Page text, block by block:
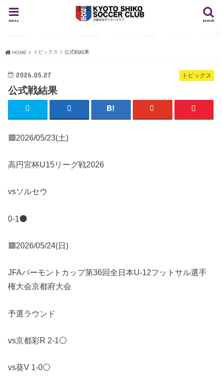
search
menu
HOME トピックス 公式戦結果
トピックス
2026.05.27
公式戦結果
🟥2026/05/23(土)
高円宮杯U15リーグ戦2026
vsソルセウ
0-1⚫️
🟥2026/05/24(日)
JFAバーモントカップ第36回全日本U-12フットサル選手
権大会京都府大会
予選ラウンド
vs京都彩R 2-1⚪️
vs葵V 1-0⚪️